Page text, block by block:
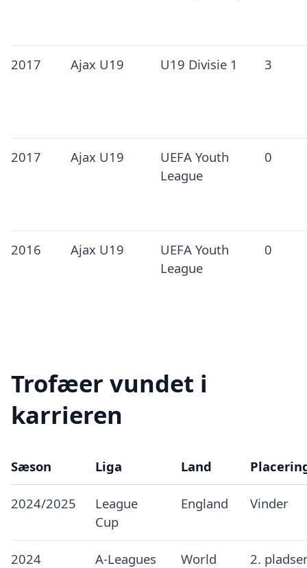
2017 Ajax U19 U19 Divisie 1 3
2017 Ajax U19
UEFA Youth
League
0
2016 Ajax U19
UEFA Youth
League
0
Trofæer vundet i
karrieren
Sæson Liga Land
2024/2025
League
Cup
England Vinder
2024
A-Leagues
World 2.